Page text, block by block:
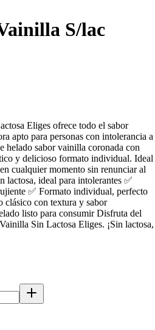
S/lac
Eliges ofrece todo el sabor
apto para personas con intolerancia a
helado sabor vainilla coronada con
y delicioso formato individual. Ideal
cualquier momento sin renunciar al
lactosa, ideal para intolerantes ✅
✅ Formato individual, perfecto
clásico con textura y sabor
listo para consumir Disfruta del
Sin Lactosa Eliges. ¡Sin lactosa,